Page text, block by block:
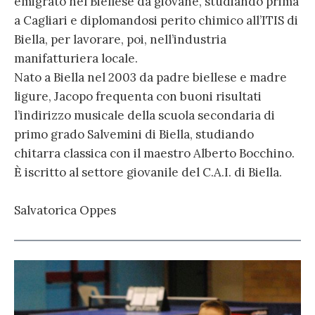
a Cagliari e diplomandosi perito chimico all’ITIS di
Biella, per lavorare, poi, nell’industria
manifatturiera locale.
Nato a Biella nel 2003 da padre biellese e madre
ligure, Jacopo frequenta con buoni risultati
l’indirizzo musicale della scuola secondaria di
primo grado Salvemini di Biella, studiando
chitarra classica con il maestro Alberto Bocchino.
È iscritto al settore giovanile del C.A.I. di Biella.
Salvatorica Oppes